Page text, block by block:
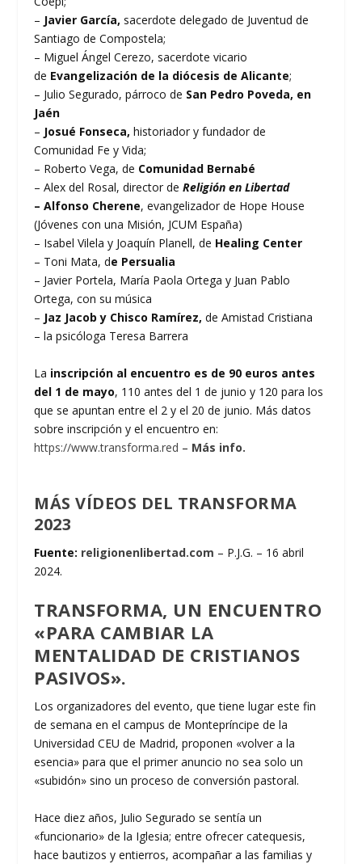
– Javier García, sacerdote delegado de Juventud de
Santiago de Compostela;
– Miguel Ángel Cerezo, sacerdote vicario
de Evangelización de la diócesis de Alicante;
– Julio Segurado, párroco de San Pedro Poveda, en
Jaén
– Josué Fonseca, historiador y fundador de
Comunidad Fe y Vida;
– Roberto Vega, de Comunidad Bernabé
– Alex del Rosal, director de Religión en Libertad
– Alfonso Cherene, evangelizador de Hope House
(Jóvenes con una Misión, JCUM España)
– Isabel Vilela y Joaquín Planell, de Healing Center
– Toni Mata, de Persualia
– Javier Portela, María Paola Ortega y Juan Pablo
Ortega, con su música
– Jaz Jacob y Chisco Ramírez, de Amistad Cristiana
– la psicóloga Teresa Barrera
La inscripción al encuentro es de 90 euros antes
del 1 de mayo, 110 antes del 1 de junio y 120 para los
que se apuntan entre el 2 y el 20 de junio. Más datos
sobre inscripción y el encuentro en:
https://www.transforma.red – Más info.
MÁSVÍDEOS DEL TRANSFORMA
2023
Fuente: religionenlibertad.com – P.J.G. – 16 abril
2024.
TRANSFORMA, UN ENCUENTRO
«PARA CAMBIAR LA
MENTALIDAD DE CRISTIANOS
PASIVOS».
Los organizadores del evento, que tiene lugar este fin
de semana en el campus de Montepríncipe de la
Universidad CEU de Madrid, proponen «volver a la
esencia» para que el primer anuncio no sea solo un
«subidón» sino un proceso de conversión pastoral.
Hace diez años, Julio Segurado se sentía un
«funcionario» de la Iglesia; entre ofrecer catequesis,
hace bautizos y entierros, acompañar a las familias y